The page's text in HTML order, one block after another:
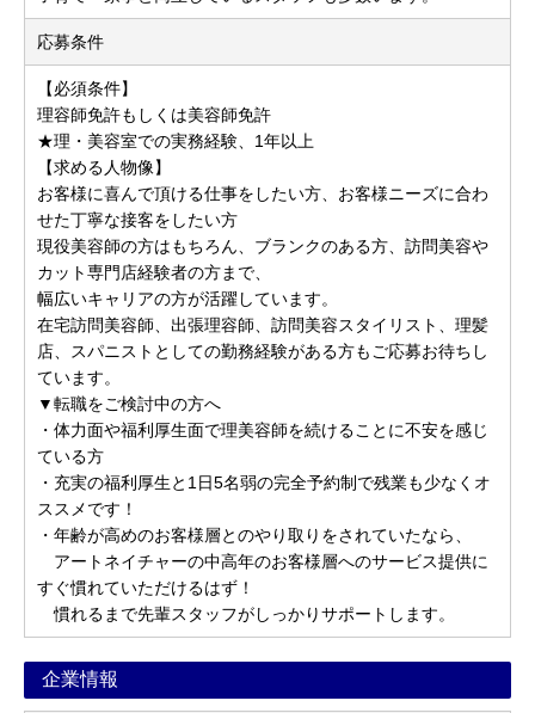
応募条件
【必須条件】
理容師免許もしくは美容師免許
★理・美容室での実務経験、1年以上
【求める人物像】
お客様に喜んで頂ける仕事をしたい方、お客様ニーズに合わ
せた丁寧な接客をしたい方
現役美容師の方はもちろん、ブランクのある方、訪問美容や
カット専門店経験者の方まで、
幅広いキャリアの方が活躍しています。
在宅訪問美容師、出張理容師、訪問美容スタイリスト、理髪
店、スパニストとしての勤務経験がある方もご応募お待ちし
ています。
▼転職をご検討中の方へ
・体力面や福利厚生面で理美容師を続けることに不安を感じ
ている方
・充実の福利厚生と1日5名弱の完全予約制で残業も少なくオ
ススメです！
・年齢が高めのお客様層とのやり取りをされていたなら、
アートネイチャーの中高年のお客様層へのサービス提供に
すぐ慣れていただけるはず！
慣れるまで先輩スタッフがしっかりサポートします。
企業情報